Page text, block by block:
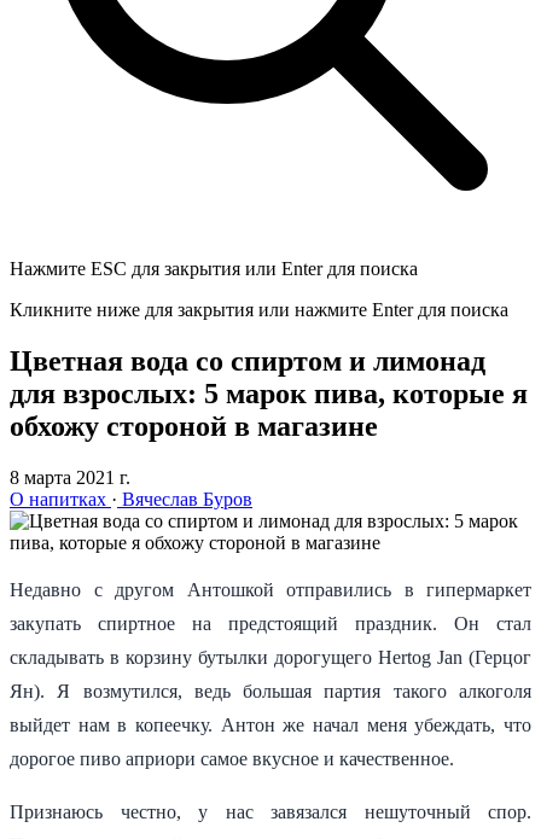
Нажмите ESC для закрытия или Enter для поиска
Кликните ниже для закрытия или нажмите Enter для поиска
Цветная вода со спиртом и лимонад
для взрослых: 5 марок пива, которые я
обхожу стороной в магазине
8 марта 2021 г.
О напитках · Вячеслав Буров
Недавно с другом Антошкой отправились в гипермаркет
закупать спиртное на предстоящий праздник. Он стал
складывать в корзину бутылки дорогущего Hertog Jan (Герцог
Ян). Я возмутился, ведь большая партия такого алкоголя
выйдет нам в копеечку. Антон же начал меня убеждать, что
дорогое пиво априори самое вкусное и качественное.
Признаюсь честно, у нас завязался нешуточный спор.